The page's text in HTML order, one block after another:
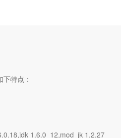
特点：
1.6.0_12,mod_jk 1.2.27